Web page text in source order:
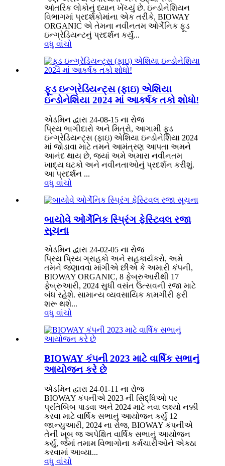
આંતરિક લોકોનું ધ્યાન ખેંચ્યું છે. ઇન્ડોનેશિયન
વિભાગમાં પ્રદર્શકોમાંના એક તરીકે, BIOWAY
ORGANIC એ તેમના નવીનતમ ઓર્ગેનિક ફૂડ
ઇન્ગ્રેડિયન્ટનું પ્રદર્શન કર્યું...
વધુ વાંચો
ફૂડ ઇન્ગ્રેડિયન્ટ્સ (ફાઇ) એશિયા
ઇન્ડોનેશિયા 2024 માં આકર્ષક તકો શોધો!
એડમિન દ્વારા 24-08-15 ના રોજ
પ્રિય ભાગીદારો અને મિત્રો, આગામી ફૂડ
ઇન્ગ્રેડિયન્ટ્સ (ફાઇ) એશિયા ઇન્ડોનેશિયા 2024
માં જોડાવા માટે તમને આમંત્રણ આપતા અમને
આનંદ થાય છે, જ્યાં અમે અમારા નવીનતમ
ખાદ્ય ઘટકો અને નવીનતાઓનું પ્રદર્શન કરીશું.
આ પ્રદર્શન ...
વધુ વાંચો
બાયોવે ઓર્ગેનિક સ્પ્રિંગ ફેસ્ટિવલ રજા
સૂચના
એડમિન દ્વારા 24-02-05 ના રોજ
પ્રિય પ્રિય ગ્રાહકો અને સહકાર્યકરો, અમે
તમને જણાવવા માંગીએ છીએ કે અમારી કંપની,
BIOWAY ORGANIC, 8 ફેબ્રુઆરીથી 17
ફેબ્રુઆરી, 2024 સુધી વસંત ઉત્સવની રજા માટે
બંધ રહેશે. સામાન્ય વ્યવસાયિક કામગીરી ફરી
શરૂ થશે...
વધુ વાંચો
BIOWAY કંપની 2023 માટે વાર્ષિક સભાનું
આયોજન કરે છે
એડમિન દ્વારા 24-01-11 ના રોજ
BIOWAY કંપનીએ 2023 ની સિદ્ધિઓ પર
પ્રતિબિંબ પાડવા અને 2024 માટે નવા લક્ષ્યો નક્કી
કરવા માટે વાર્ષિક સભાનું આયોજન કર્યું 12
જાન્યુઆરી, 2024 ના રોજ, BIOWAY કંપનીએ
તેની ખૂબ જ અપેક્ષિત વાર્ષિક સભાનું આયોજન
કર્યું, જેમાં તમામ વિભાગોના કર્મચારીઓને એકઠા
કરવામાં આવ્યા...
વધુ વાંચો